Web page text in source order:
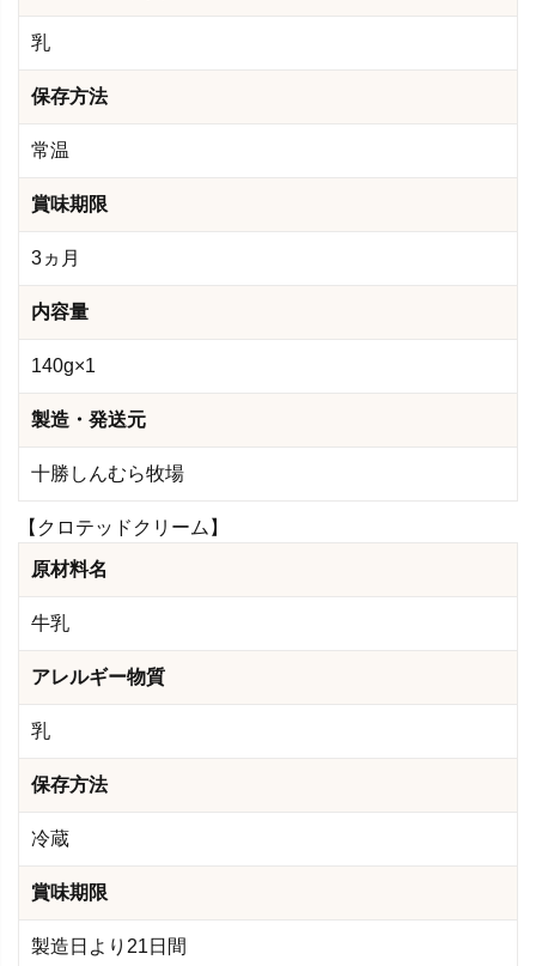
乳
保存方法
常温
賞味期限
3ヵ月
内容量
140g×1
製造・発送元
十勝しんむら牧場
【クロテッドクリーム】
原材料名
牛乳
アレルギー物質
乳
保存方法
冷蔵
賞味期限
製造日より21日間